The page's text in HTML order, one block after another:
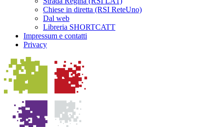
Chiese in diretta (RSI ReteUno)
Dal web
Libreria SHORTCATT
Impressum e contatti
Privacy